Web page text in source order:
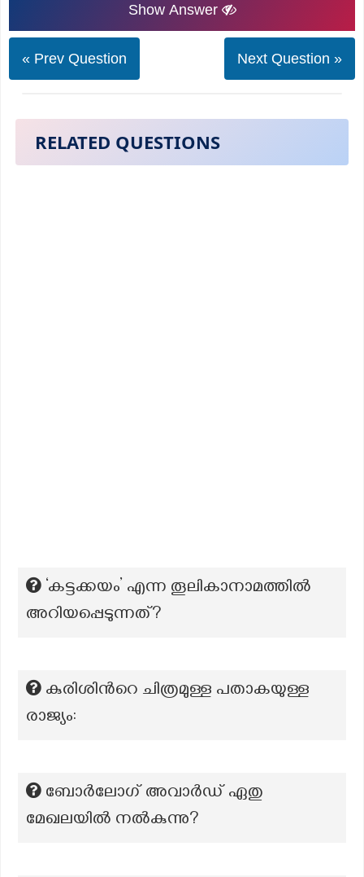
Show Answer
« Prev Question Next Question »
RELATED QUESTIONS
‘കട്ടക്കയം’ എന്ന തൂലികാനാമത്തില്‍
അറിയപ്പെടുന്നത്?
കുരിശിൻറെ ചിത്രമുള്ള പതാകയുള്ള
രാജ്യം:
ബോർലോഗ് അവാർഡ് ഏതു
മേഖലയിൽ നൽകുന്നു?